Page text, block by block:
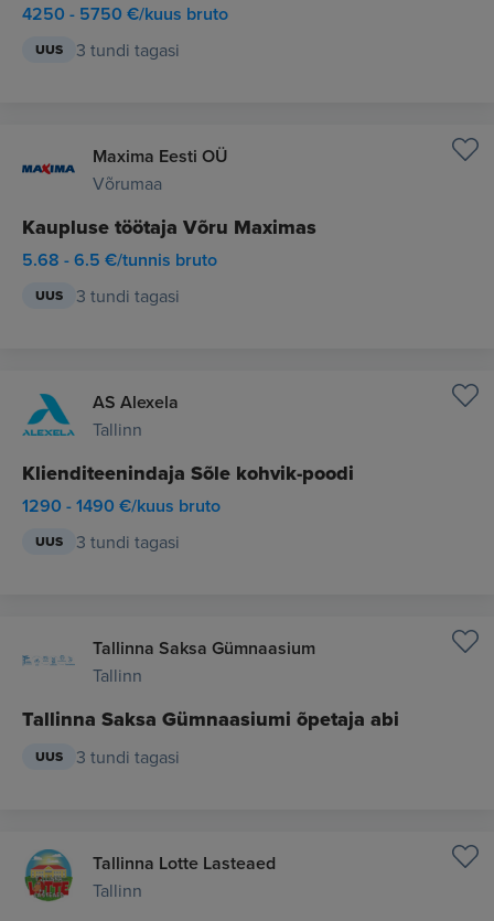
4250 - 5750 €/kuus bruto
UUS 3 tundi tagasi
Maxima Eesti OÜ
Võrumaa
Kaupluse töötaja Võru Maximas
5.68 - 6.5 €/tunnis bruto
UUS 3 tundi tagasi
AS Alexela
Tallinn
Klienditeenindaja Sõle kohvik-poodi
1290 - 1490 €/kuus bruto
UUS 3 tundi tagasi
Tallinna Saksa Gümnaasium
Tallinn
Tallinna Saksa Gümnaasiumi õpetaja abi
UUS 3 tundi tagasi
Tallinna Lotte Lasteaed
Tallinn